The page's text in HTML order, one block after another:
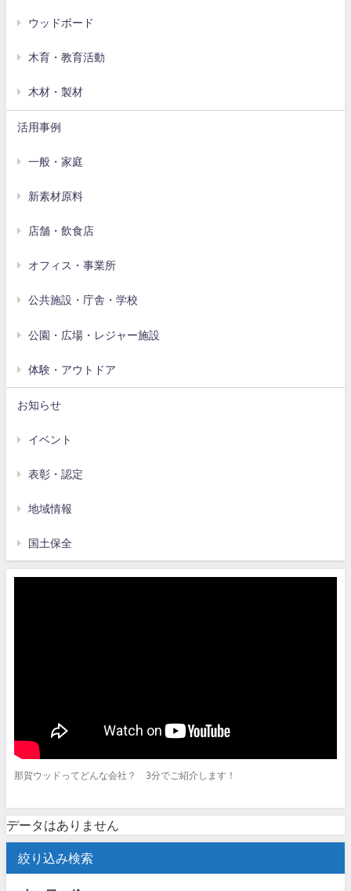
ウッドボード
木育・教育活動
木材・製材
活用事例
一般・家庭
新素材原料
店舗・飲食店
オフィス・事業所
公共施設・庁舎・学校
公園・広場・レジャー施設
体験・アウトドア
お知らせ
イベント
表彰・認定
地域情報
国土保全
那賀ウッドってどんな会社？ 3分でご紹介します！
データはありません
絞り込み検索